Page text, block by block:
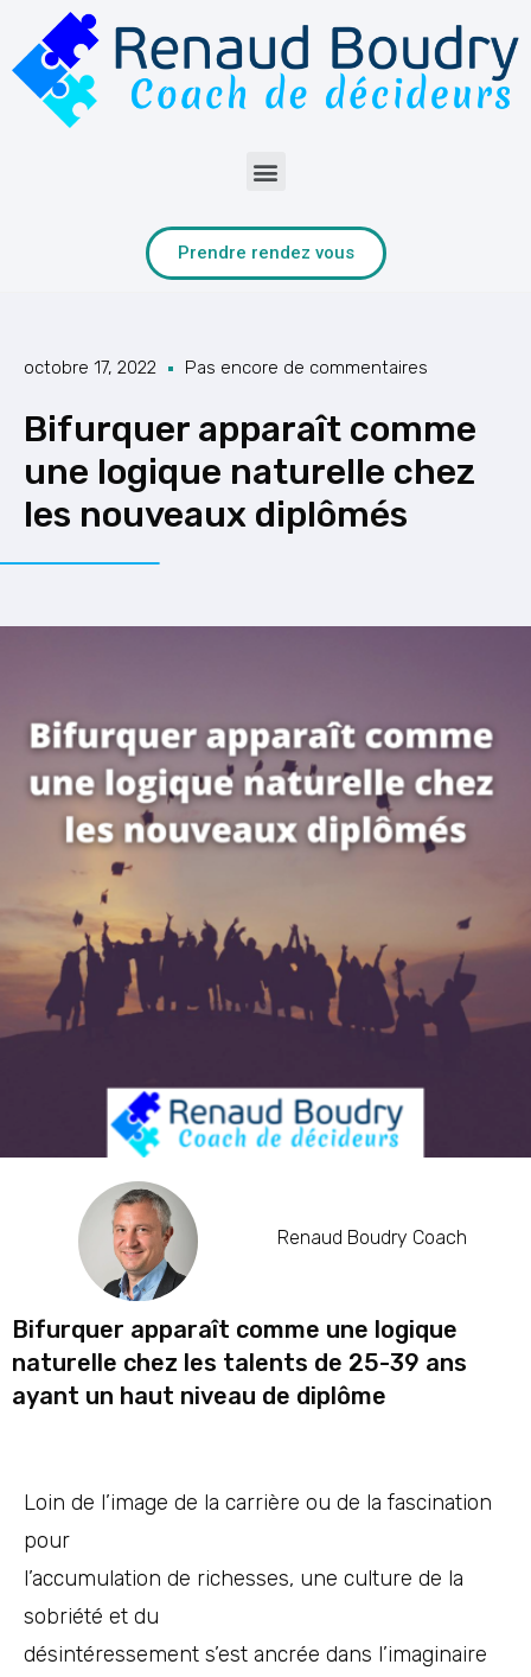
Prendre rendez vous
octobre 17, 2022 Pas encore de commentaires
Bifurquer apparaît comme
une logique naturelle chez
les nouveaux diplômés
Renaud Boudry Coach
Bifurquer apparaît comme une logique
naturelle chez les talents de 25-39 ans
ayant un haut niveau de diplôme
Loin de l’image de la carrière ou de la fascination
pour
l’accumulation de richesses, une culture de la
sobriété et du
désintéressement s’est ancrée dans l’imaginaire